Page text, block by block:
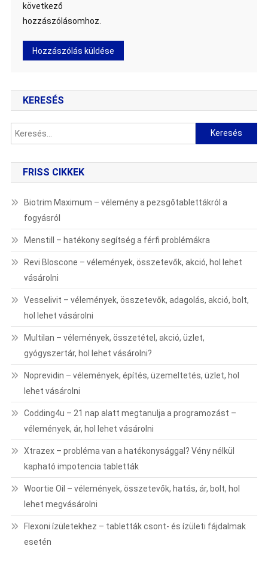
következő
hozzászólásomhoz.
KERESÉS
Keresés:
FRISS CIKKEK
Biotrim Maximum – vélemény a pezsgőtablettákról a
fogyásról
Menstill – hatékony segítség a férfi problémákra
Revi Bloscone – vélemények, összetevők, akció, hol lehet
vásárolni
Vesselivit – vélemények, összetevők, adagolás, akció, bolt,
hol lehet vásárolni
Multilan – vélemények, összetétel, akció, üzlet,
gyógyszertár, hol lehet vásárolni?
Noprevidin – vélemények, építés, üzemeltetés, üzlet, hol
lehet vásárolni
Codding4u – 21 nap alatt megtanulja a programozást –
vélemények, ár, hol lehet vásárolni
Xtrazex – probléma van a hatékonysággal? Vény nélkül
kapható impotencia tabletták
Woortie Oil – vélemények, összetevők, hatás, ár, bolt, hol
lehet megvásárolni
Flexoni ízületekhez – tabletták csont- és ízületi fájdalmak
esetén